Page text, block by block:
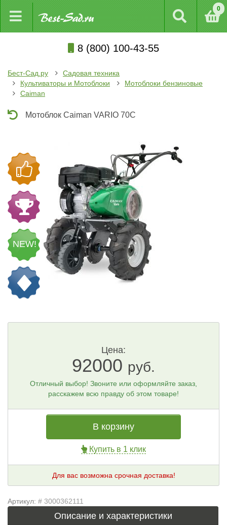
0
8 (800) 100-43-55
Бест-Сад.ру
Садовая техника
Культиваторы и Мотоблоки
Мотоблоки бензиновые
Caiman
Мотоблок Caiman VARIO 70C
NEW!
Цена:
92000 руб.
Отличный выбор! Звоните или оформляйте заказ,
расскажем всю правду об этом товаре!
В корзину
Купить в 1 клик
Для вас возможна срочная доставка!
Артикул: # 3000362111
Описание и характеристики